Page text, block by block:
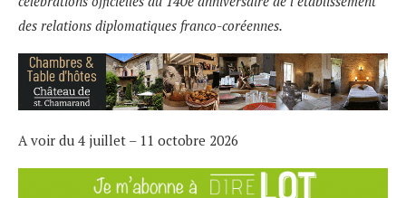
des relations diplomatiques franco-coréennes.
A voir du 4 juillet – 11 octobre 2026